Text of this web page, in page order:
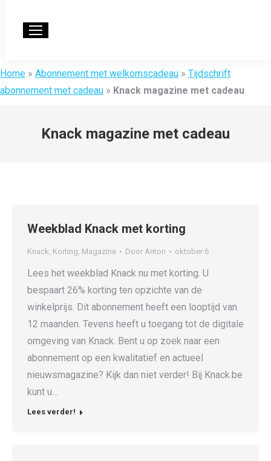
Home » Abonnement met welkomscadeau » Tijdschrift
abonnement met cadeau » Knack magazine met cadeau
Knack magazine met cadeau
Weekblad Knack met korting
Knack, Korting, Magazine Door Anton oktober 6
Lees het weekblad Knack nu met korting. U
bespaart 26% korting ten opzichte van de
winkelprijs. Dit abonnement heeft een looptijd van
12 maanden. Tevens heeft u toegang tot de digitale
omgeving van Knack. Bent u op zoek naar een
abonnement op een kwalitatief en actueel
nieuwsmagazine? Kijk dan niet verder! Bij Knack.be
kunt u…
Lees verder!